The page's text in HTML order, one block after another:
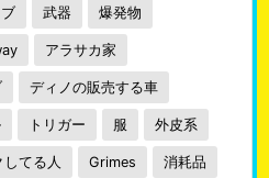
武器 爆発物
アラサカ家
ディノの販売する車
トリガー 服 外皮系
してる人 Grimes 消耗品